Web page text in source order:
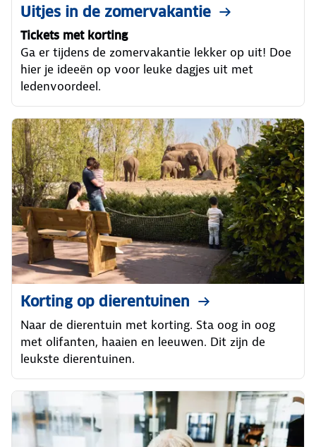
Uitjes in de zomervakantie
Tickets met korting
Ga er tijdens de zomervakantie lekker op uit! Doe
hier je ideeën op voor leuke dagjes uit met
ledenvoordeel.
Korting op dierentuinen
Naar de dierentuin met korting. Sta oog in oog
met olifanten, haaien en leeuwen. Dit zijn de
leukste dierentuinen.